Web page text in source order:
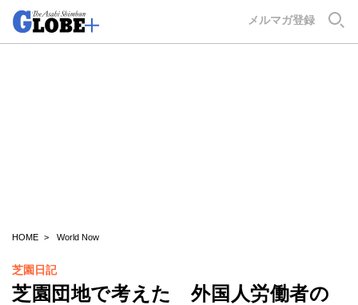
メルマガ登録
HOME World Now
芝園日記
芝園団地で考えた 外国人労働者の